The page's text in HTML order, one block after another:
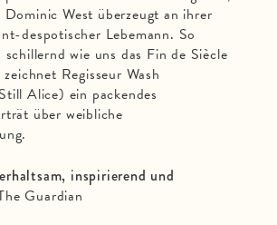
Dominic West überzeugt an ihrer
despotischer Lebemann. So
wie uns das Fin de Siècle
Regisseur Wash
Alice) ein packendes
über weibliche
inspirierend und
Guardian